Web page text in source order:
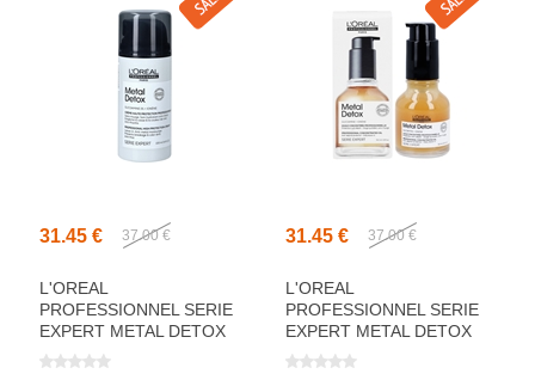
31.45 € 37.00 €
L'OREAL
PROFESSIONNEL SERIE
EXPERT METAL DETOX
CREAM 100ML
31.45 € 37.00 €
L'OREAL
PROFESSIONNEL SERIE
EXPERT METAL DETOX
OIL 50ML